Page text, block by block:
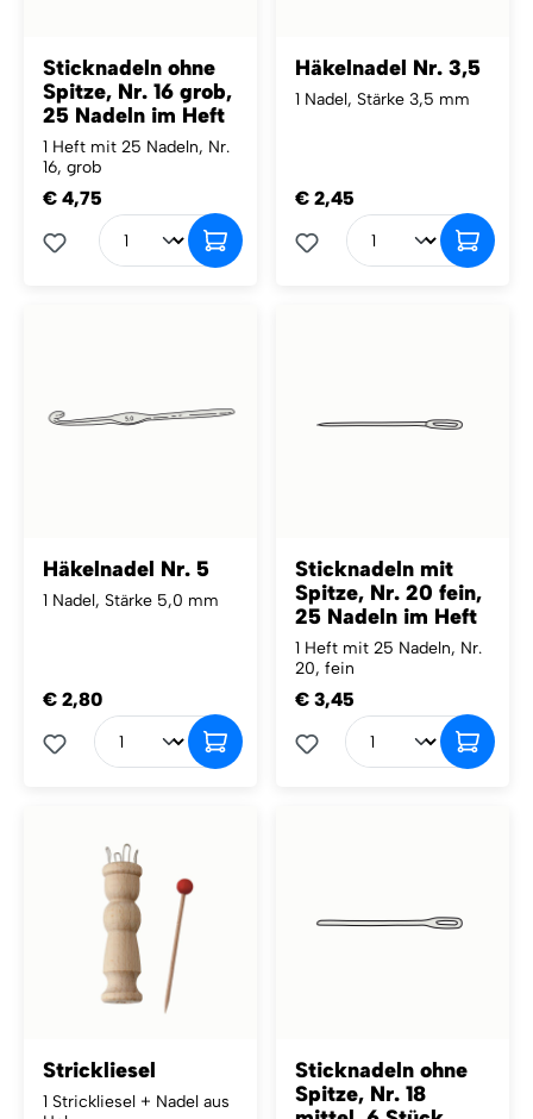
Sticknadeln ohne
Spitze, Nr. 16 grob,
25 Nadeln im Heft
1 Heft mit 25 Nadeln, Nr.
16, grob
€ 4,75
Häkelnadel Nr. 3,5
1 Nadel, Stärke 3,5 mm
€ 2,45
Häkelnadel Nr. 5
1 Nadel, Stärke 5,0 mm
€ 2,80
Sticknadeln mit
Spitze, Nr. 20 fein,
25 Nadeln im Heft
1 Heft mit 25 Nadeln, Nr.
20, fein
€ 3,45
Strickliesel
1 Strickliesel + Nadel aus
Sticknadeln ohne
Spitze, Nr. 18